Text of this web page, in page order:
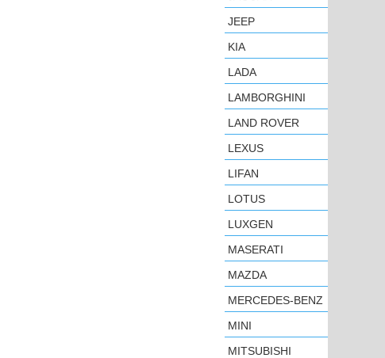
JEEP
KIA
LADA
LAMBORGHINI
LAND ROVER
LEXUS
LIFAN
LOTUS
LUXGEN
MASERATI
MAZDA
MERCEDES-BENZ
MINI
MITSUBISHI